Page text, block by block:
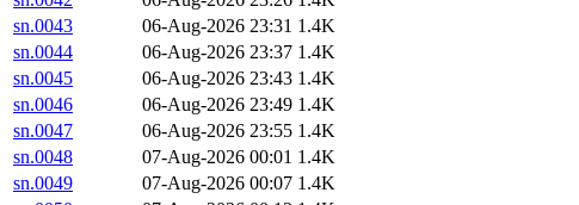
sn.0043
06-Aug-2026 23:31 1.4K
sn.0044
06-Aug-2026 23:37 1.4K
sn.0045
06-Aug-2026 23:43 1.4K
sn.0046
06-Aug-2026 23:49 1.4K
sn.0047
06-Aug-2026 23:55 1.4K
sn.0048
07-Aug-2026 00:01 1.4K
sn.0049
07-Aug-2026 00:07 1.4K